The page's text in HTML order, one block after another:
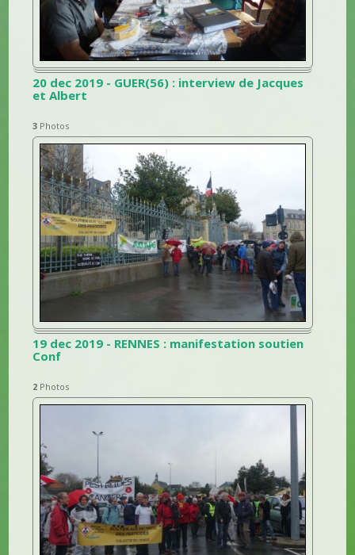
20 dec 2019 - GUER(56) : interview de Jacques
et Albert
3 Photos
19 dec 2019 - RENNES : manifestation soutien
Conf
2 Photos